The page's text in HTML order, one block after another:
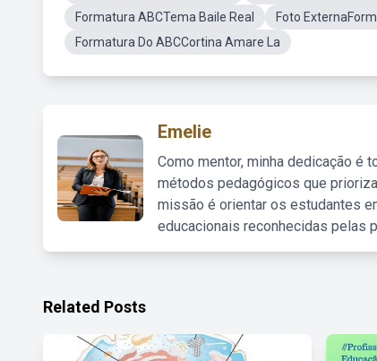
Formatura ABCTema Baile Real
Foto
Formatura Do ABCCortina Amare La
Emelie
Como mentor, minha dedicação é
métodos pedagógicos que
missão é orientar os estudantes
educacionais reconhecidas pelas
Related Posts